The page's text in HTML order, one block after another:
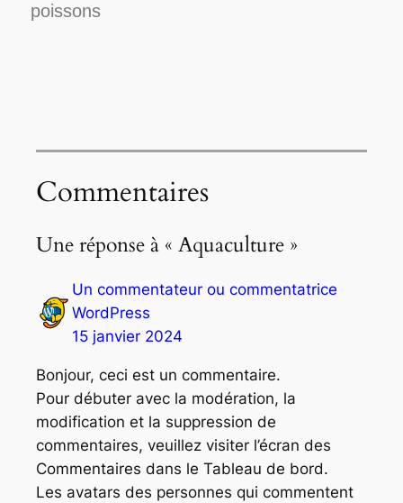
poissons
Commentaires
Une réponse à « Aquaculture »
Un commentateur ou commentatrice
WordPress
15 janvier 2024
Bonjour, ceci est un commentaire.
Pour débuter avec la modération, la
modification et la suppression de
commentaires, veuillez visiter l’écran des
Commentaires dans le Tableau de bord.
Les avatars des personnes qui commentent